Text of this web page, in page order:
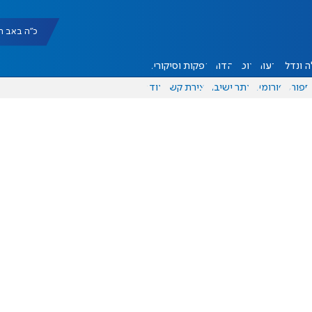
כ"ה באב תשפ"ו
ונדל"ן דעות אוכל יהדות הפקות וסיקורים
ספורט פורומים אתר ישיבה יצירת קשר עוד